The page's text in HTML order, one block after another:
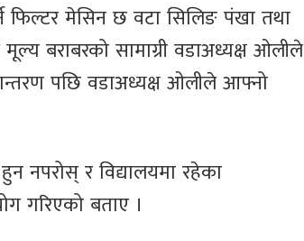
फिल्टर मेसिन छ वटा सिलिङ पंखा तथा
बराबरको सामाग्री वडाअध्यक्ष ओलीले
पछि वडाअध्यक्ष ओलीले आफ्नो
नपरोस् र विद्यालयमा रहेका
गरिएको बताए ।